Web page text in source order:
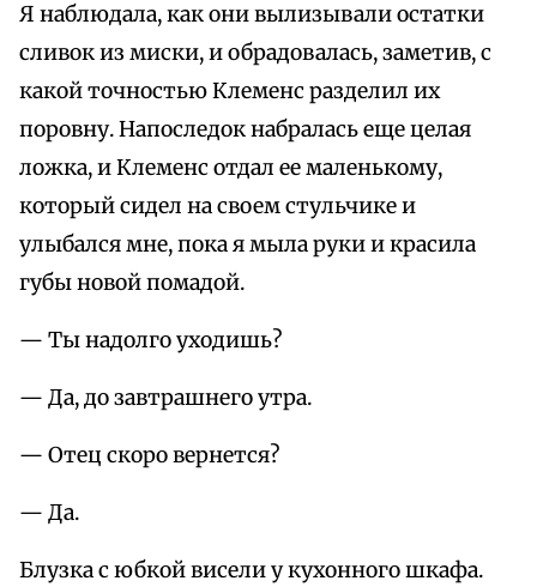
Я наблюдала, как они вылизывали остатки
сливок из миски, и обрадовалась, заметив, с
какой точностью Клеменс разделил их
поровну. Напоследок набралась еще целая
ложка, и Клеменс отдал ее маленькому,
который сидел на своем стульчике и
улыбался мне, пока я мыла руки и красила
губы новой помадой.
— Ты надолго уходишь?
— Да, до завтрашнего утра.
— Отец скоро вернется?
— Да.
Блузка с юбкой висели у кухонного шкафа.